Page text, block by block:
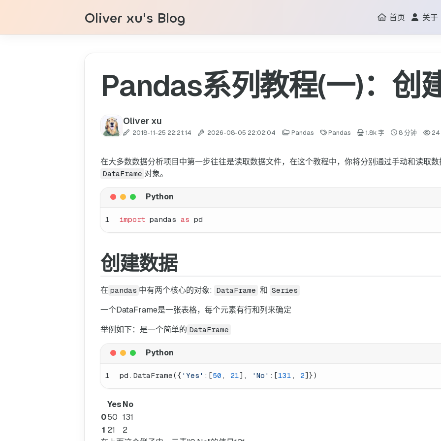
Oliver xu's Blog 首页 关于
Pandas系列教程(一)：创
Oliver xu
2018-11-25 22:21:14 2026-08-05 22:02:04 Pandas Pandas 1.8k 字 8 分钟 24
在大多数数据分析项目中第一步往往是读取数据文件，在这个教程中，你将分别通过手动和读取
DataFrame 对象。
1 import pandas as pd
创建数据
在 pandas 中有两个核心的对象: DataFrame 和 Series
一个DataFrame是一张表格，每个元素有行和列来确定
举例如下：是一个简单的 DataFrame
1 pd.DataFrame({ 'Yes' :[50 , 21], 'No' :[131 , 2]})
Yes No
050 131
1 21
2